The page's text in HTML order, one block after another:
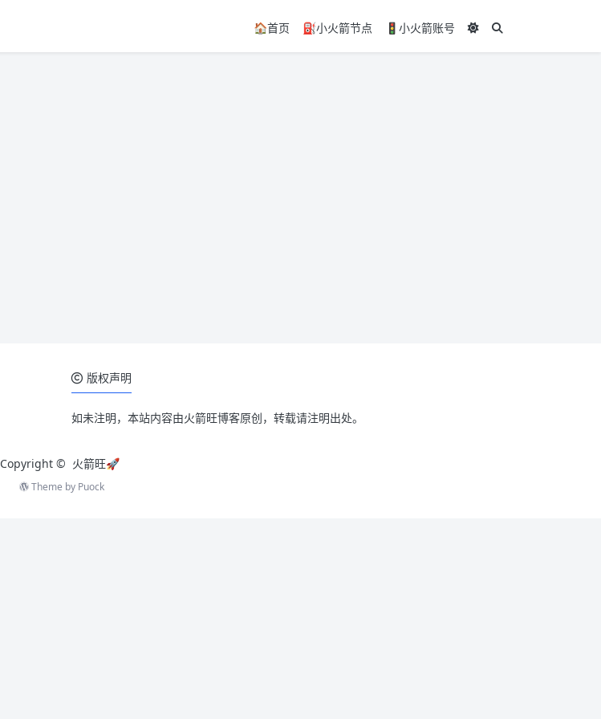
🏠️首页 ⛽小火箭节点 🚦小火箭账号
版权声明
如未注明，本站内容由火箭旺博客原创，转载请注明出处。
Copyright © 火箭旺🚀
Theme by Puock